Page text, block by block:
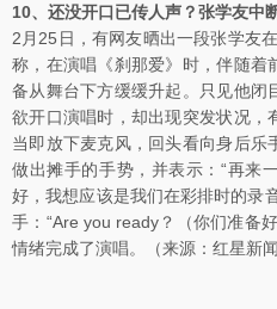
10、还没开口已传人声？张学友中
2月25日，有网友晒出一段张学友
称，在演唱《刹那爱》时，伴随着
备从舞台下方缓缓升起。只见他闭
欲开口演唱时，却出现突发状况，
当即放下麦克风，回头看向身后
做出摊手的手势，并表示：“再来
好，我想应该是我们在彩排时的录
手：“Are you ready？（你们准备
情绪完成了演唱。（来源：红星新闻